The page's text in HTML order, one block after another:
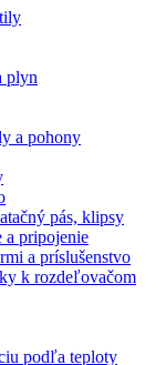
plyn
a pohony
pás, klipsy
a pripojenie
a príslušenstvo
k rozdeľovačom
podľa teploty